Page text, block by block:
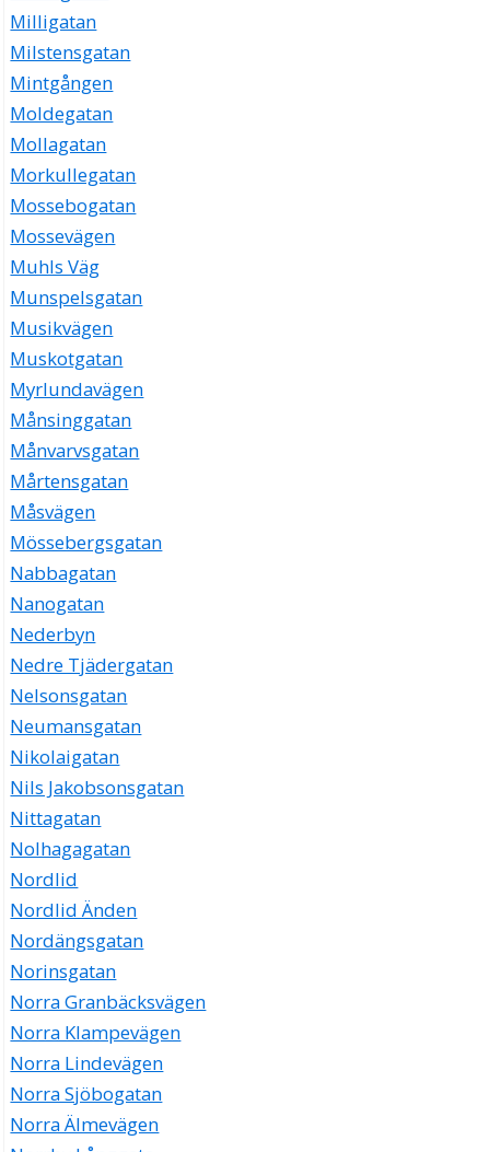
Milligatan
Milstensgatan
Mintgången
Moldegatan
Mollagatan
Morkullegatan
Mossebogatan
Mossevägen
Muhls Väg
Munspelsgatan
Musikvägen
Muskotgatan
Myrlundavägen
Månsinggatan
Månvarvsgatan
Mårtensgatan
Måsvägen
Mössebergsgatan
Nabbagatan
Nanogatan
Nederbyn
Nedre Tjädergatan
Nelsonsgatan
Neumansgatan
Nikolaigatan
Nils Jakobsonsgatan
Nittagatan
Nolhagagatan
Nordlid
Nordlid Änden
Nordängsgatan
Norinsgatan
Norra Granbäcksvägen
Norra Klampevägen
Norra Lindevägen
Norra Sjöbogatan
Norra Älmevägen